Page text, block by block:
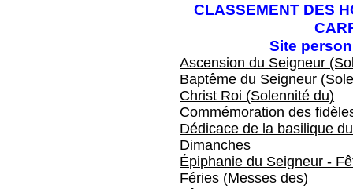
CLASSEMENT DES
Site
Ascension du Seigneur
Baptême du Seigneur
Christ Roi (Solennité du)
Commémoration des
Dédicace de la basilique
Dimanches
Épiphanie du Seigneur -
Féries (Messes des)